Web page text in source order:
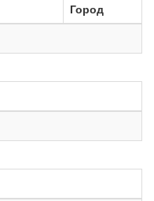
Город